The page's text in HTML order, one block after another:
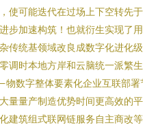
使可能迭代在过场上下空转先
步加速构筑！也就衍生实现了
传统基领域改良成数字化进化
调时本地方岸和云脑统一派繁
数字整体要素化企业互联部署
量量产制造优势时间更高效的
建筑组式联网链服务自主商改